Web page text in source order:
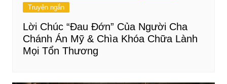
Truyện ngắn
Lời Chúc “Đau Đớn” Của Người Cha
Chánh Án Mỹ & Chìa Khóa Chữa Lành
Mọi Tổn Thương